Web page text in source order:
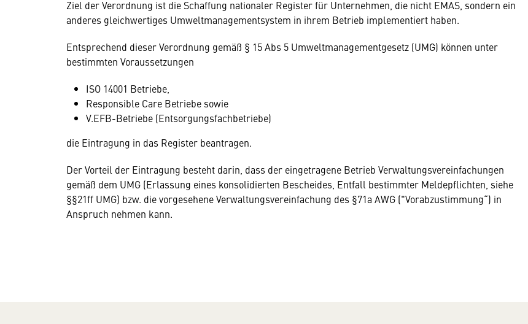
Ziel der Verordnung ist die Schaffung nationaler Register für Unternehmen, die nicht EMAS, sondern ein
anderes gleichwertiges Umweltmanagementsystem in ihrem Betrieb implementiert haben.
Entsprechend dieser Verordnung gemäß § 15 Abs 5 Umweltmanagementgesetz (UMG) können unter
bestimmten Voraussetzungen
ISO 14001 Betriebe,
Responsible Care Betriebe sowie
V.EFB-Betriebe (Entsorgungsfachbetriebe)
die Eintragung in das Register beantragen.
Der Vorteil der Eintragung besteht darin, dass der eingetragene Betrieb Verwaltungsvereinfachungen
gemäß dem UMG (Erlassung eines konsolidierten Bescheides, Entfall bestimmter Meldepflichten, siehe
§§21ff UMG) bzw. die vorgesehene Verwaltungsvereinfachung des §71a AWG ("Vorabzustimmung“) in
Anspruch nehmen kann.